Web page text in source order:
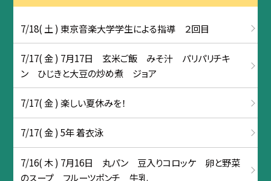
7/18( 土 ) 東京音楽大学学生による指導 ２回目
7/17( 金 ) 7月17日 玄米ご飯 みそ汁 パリパリチキ
ン ひじきと大豆の炒め煮 ジョア
7/17( 金 ) 楽しい夏休みを！
7/17( 金 ) 5年 着衣泳
7/16( 木 ) 7月16日 丸パン 豆入りコロッケ 卵と野菜
のスープ フルーツポンチ 牛乳